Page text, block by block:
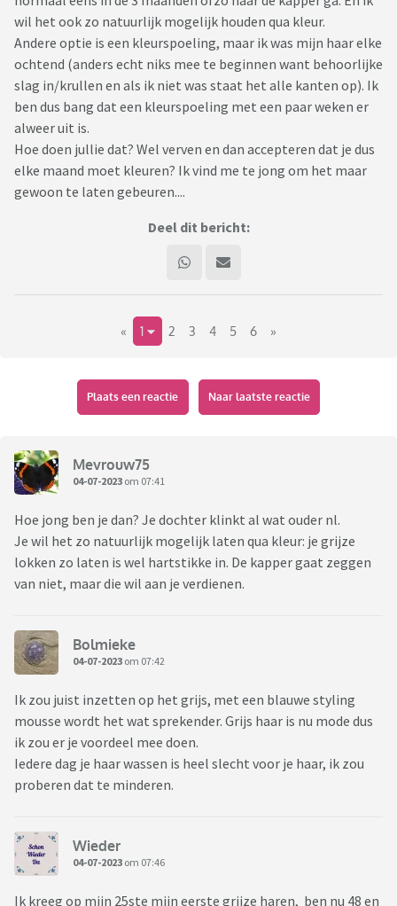
wil het ook zo natuurlijk mogelijk houden qua kleur.
Andere optie is een kleurspoeling, maar ik was mijn haar elke
ochtend (anders echt niks mee te beginnen want behoorlijke
slag in/krullen en als ik niet was staat het alle kanten op). Ik
ben dus bang dat een kleurspoeling met een paar weken er
alweer uit is.
Hoe doen jullie dat? Wel verven en dan accepteren dat je dus
elke maand moet kleuren? Ik vind me te jong om het maar
gewoon te laten gebeuren....
Deel dit bericht:
« 1 2 3 4 5 6 »
Plaats een reactie Naar laatste reactie
Mevrouw75
04-07-2023 om 07:41
Hoe jong ben je dan? Je dochter klinkt al wat ouder nl.
Je wil het zo natuurlijk mogelijk laten qua kleur: je grijze
lokken zo laten is wel hartstikke in. De kapper gaat zeggen
van niet, maar die wil aan je verdienen.
Bolmieke
04-07-2023 om 07:42
Ik zou juist inzetten op het grijs, met een blauwe styling
mousse wordt het wat sprekender. Grijs haar is nu mode dus
ik zou er je voordeel mee doen.
Iedere dag je haar wassen is heel slecht voor je haar, ik zou
proberen dat te minderen.
Wieder
04-07-2023 om 07:46
Ik kreeg op mijn 25ste mijn eerste grijze haren, ben nu 48 en